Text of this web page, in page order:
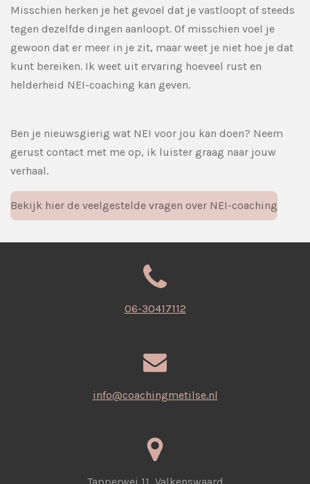
Misschien herken je het gevoel dat je vastloopt of steeds
tegen dezelfde dingen aanloopt. Of misschien voel je
gewoon dat er meer in je zit, maar weet je niet hoe je dat
kunt bereiken. Ik weet uit ervaring hoeveel rust en
helderheid NEI-coaching kan geven.
Ben je nieuwsgierig wat NEI voor jou kan doen? Neem
gerust contact met me op, ik luister graag naar jouw
verhaal.
Bekijk hier de veelgestelde vragen over NEI-coaching
06-30417112
info@coachingmetilse.nl
Tapperwei 11, Valkenswaard